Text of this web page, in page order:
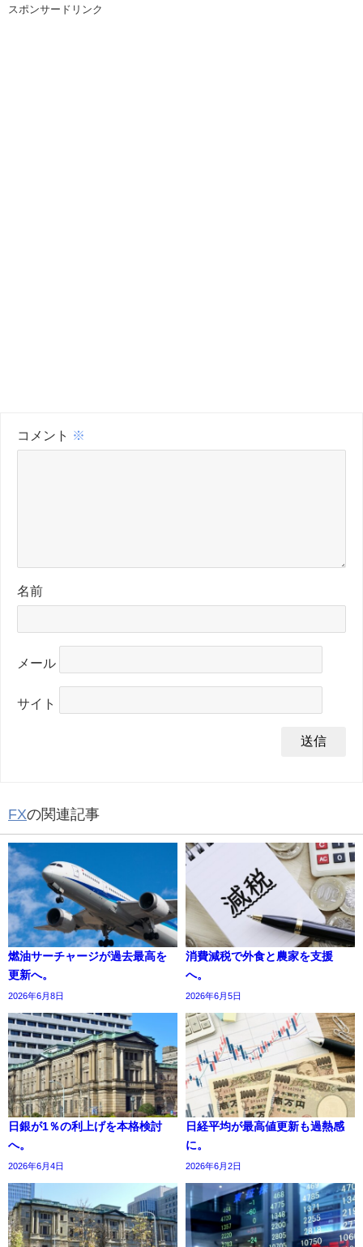
スポンサードリンク
コメント ※
名前
メール
サイト
FXの関連記事
燃油サーチャージが過去最高を
更新へ。
2026年6月8日
消費減税で外食と農家を支援
へ。
2026年6月5日
日銀が1％の利上げを本格検討
へ。
2026年6月4日
日経平均が最高値更新も過熱感
に。
2026年6月2日